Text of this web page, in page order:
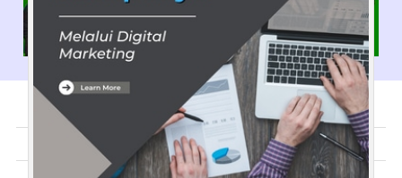
Tentang Kami
Artikel